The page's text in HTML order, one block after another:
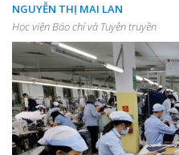
NGUYỄN THỊ MAI LAN
Học viện Báo chí và Tuyên truyền